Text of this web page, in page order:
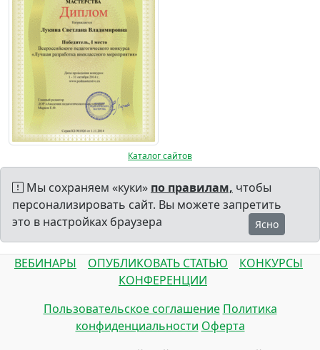
Каталог сайтов
Мы сохраняем «куки» по правилам, чтобы
персонализировать сайт. Вы можете запретить
это в настройках браузера
Ясно
ВЕБИНАРЫ ОПУБЛИКОВАТЬ СТАТЬЮ
КОНКУРСЫ
КОНФЕРЕНЦИИ
Пользовательское соглашение Политика
конфиденциальности Оферта